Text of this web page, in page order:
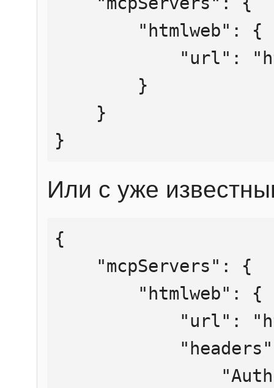
}
Или с уже
{